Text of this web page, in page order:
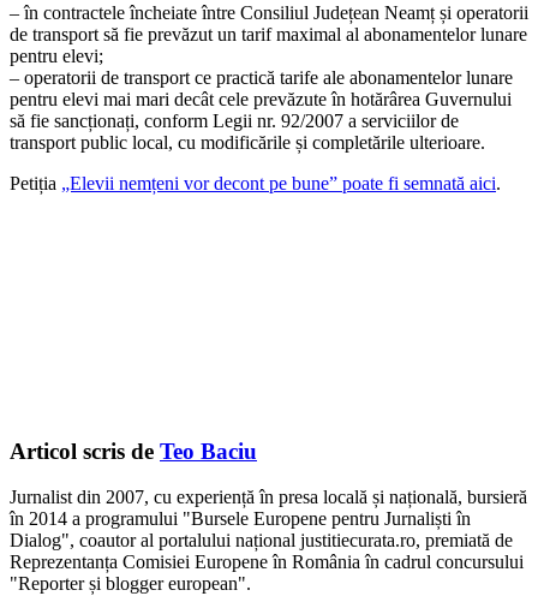
– în contractele încheiate între Consiliul Județean Neamț și operatorii
de transport să fie prevăzut un tarif maximal al abonamentelor lunare
pentru elevi;
– operatorii de transport ce practică tarife ale abonamentelor lunare
pentru elevi mai mari decât cele prevăzute în hotărârea Guvernului
să fie sancționați, conform Legii nr. 92/2007 a serviciilor de
transport public local, cu modificările și completările ulterioare.
Petiția „Elevii nemțeni vor decont pe bune” poate fi semnată aici.
Articol scris de Teo Baciu
Jurnalist din 2007, cu experiență în presa locală și națională, bursieră
în 2014 a programului "Bursele Europene pentru Jurnaliști în
Dialog", coautor al portalului național justitiecurata.ro, premiată de
Reprezentanța Comisiei Europene în România în cadrul concursului
"Reporter și blogger european".